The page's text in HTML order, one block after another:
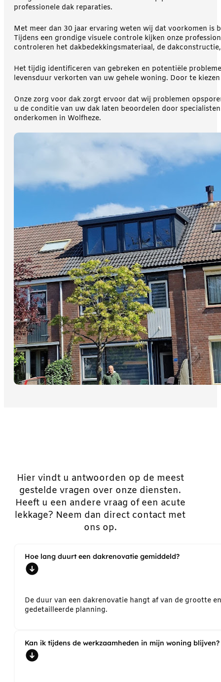
professionele dak reparaties.
Met meer dan 30 jaar ervaring weten wij dat voorkomen is
Tijdens een grondige visuele controle kijken onze
controleren het dakbedekkingsmateriaal, de
Het tijdig identificeren van gebreken en potentiële
levensduur verkorten van uw gehele woning. Door te
Onze zorg voor dak zorgt ervoor dat wij problemen
u de conditie van uw dak laten beoordelen door
onderkomen in Wolfheze.
Hier vindt u antwoorden op de meest
gestelde vragen over onze diensten.
Heeft u een andere vraag of een acute
lekkage? Neem dan direct contact met
ons op.
Hoe lang duurt een dakrenovatie gemiddeld?
De duur van een dakrenovatie hangt af van de grootte
gedetailleerde planning.
Kan ik tijdens de werkzaamheden in mijn woning blijven?